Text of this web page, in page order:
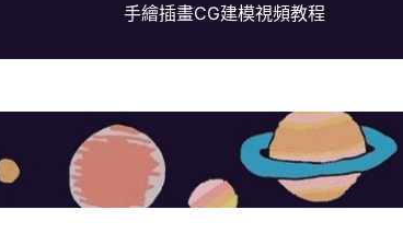
手繪插畫CG建模視頻教程